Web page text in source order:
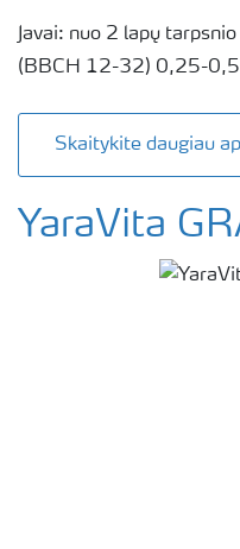
Javai: nuo 2 lapų
(BBCH 12-32) 0,25-0,5
Skaitykite daugiau
YaraVita